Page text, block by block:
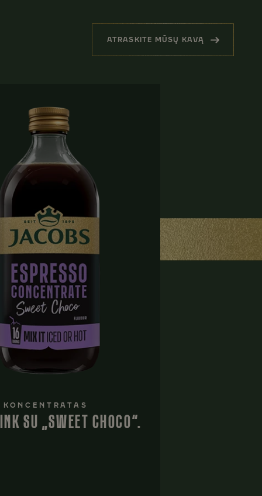
ATRASKITE MŪSŲ KAVĄ
(KITI PRODUKTAI)
KONCENTRATAS
SU „SWEET CHOCO“.